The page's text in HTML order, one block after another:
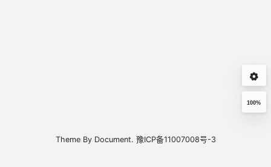
100%
Theme By Document. 豫ICP备11007008号-3